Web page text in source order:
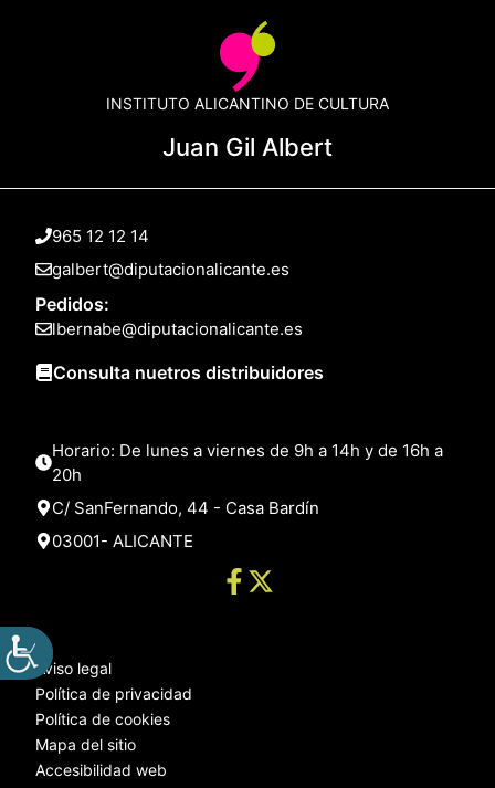
INSTITUTO ALICANTINO DE CULTURA
Juan Gil Albert
965 12 12 14
galbert@diputacionalicante.es
Pedidos:
lbernabe@diputacionalicante.es
Consulta nuetros distribuidores
Horario: De lunes a viernes de 9h a 14h y de 16h a
20h
C/ SanFernando, 44 - Casa Bardín
03001- ALICANTE
Aviso legal
Política de privacidad
Política de cookies
Mapa del sitio
Accesibilidad web